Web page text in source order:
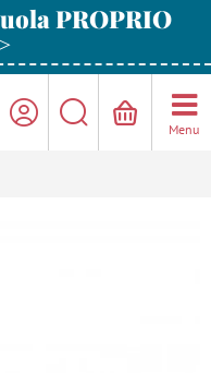
PROPRIO
Menu